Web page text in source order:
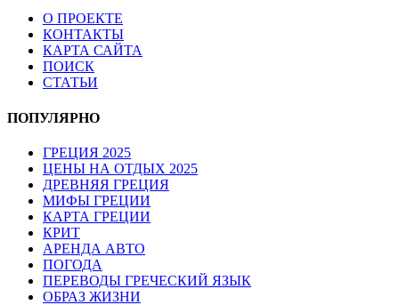
О ПРОЕКТЕ
КОНТАКТЫ
КАРТА САЙТА
ПОИСК
СТАТЬИ
ПОПУЛЯРНО
ГРЕЦИЯ 2025
ЦЕНЫ НА ОТДЫХ 2025
ДРЕВНЯЯ ГРЕЦИЯ
МИФЫ ГРЕЦИИ
КАРТА ГРЕЦИИ
КРИТ
АРЕНДА АВТО
ПОГОДА
ПЕРЕВОДЫ ГРЕЧЕСКИЙ ЯЗЫК
ОБРАЗ ЖИЗНИ